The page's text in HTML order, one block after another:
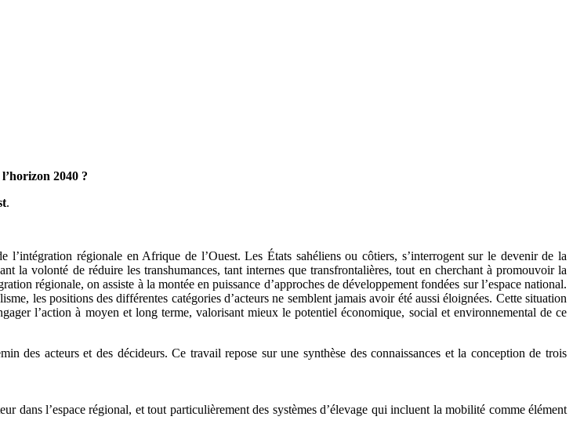
2040 ?
.
l’intégration régionale en Afrique de l’Ouest. Les États sahéliens ou côtiers, s’interrogent sur le devenir de la
la volonté de réduire les transhumances, tant internes que transfrontalières, tout en cherchant à promouvoir la
régionale, on assiste à la montée en puissance d’approches de développement fondées sur l’espace national.
les positions des différentes catégories d’acteurs ne semblent jamais avoir été aussi éloignées. Cette situation
l’action à moyen et long terme, valorisant mieux le potentiel économique, social et environnemental de ce
acteurs et des décideurs. Ce travail repose sur une synthèse des connaissances et la conception de trois
dans l’espace régional, et tout particulièrement des systèmes d’élevage qui incluent la mobilité comme élément